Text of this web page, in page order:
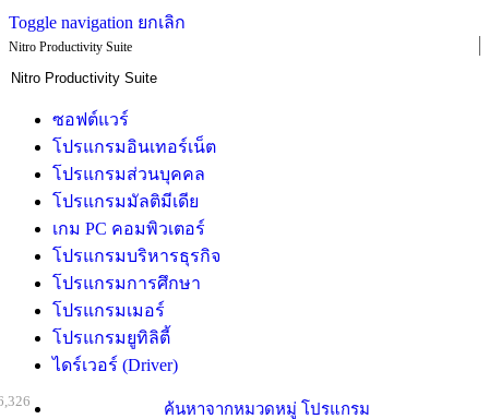
Toggle navigation ยกเลิก
Nitro Productivity Suite
ซอฟต์แวร์
โปรแกรมอินเทอร์เน็ต
โปรแกรมส่วนบุคคล
โปรแกรมมัลติมีเดีย
เกม PC คอมพิวเตอร์
โปรแกรมบริหารธุรกิจ
โปรแกรมการศึกษา
โปรแกรมเมอร์
โปรแกรมยูทิลิตี้
ไดร์เวอร์ (Driver)
ค้นหาจากหมวดหมู่ โปรแกรม